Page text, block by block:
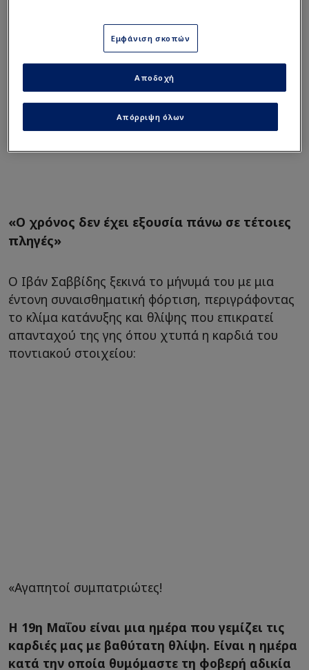
«Ο χρόνος δεν έχει εξουσία πάνω σε τέτοιες
πληγές»
Ο Ιβάν Σαββίδης ξεκινά το μήνυμά του με μια
έντονη συναισθηματική φόρτιση, περιγράφοντας
το κλίμα κατάνυξης και θλίψης που επικρατεί
απανταχού της γης όπου χτυπά η καρδιά του
ποντιακού στοιχείου:
«Αγαπητοί συμπατριώτες!
Η 19η Μαΐου είναι μια ημέρα που γεμίζει τις
καρδιές μας με βαθύτατη θλίψη. Είναι η ημέρα
κατά την οποία θυμόμαστε τη φοβερή αδικία
Εμφάνιση σκοπών
Απόρριψη όλων
Αποδοχή